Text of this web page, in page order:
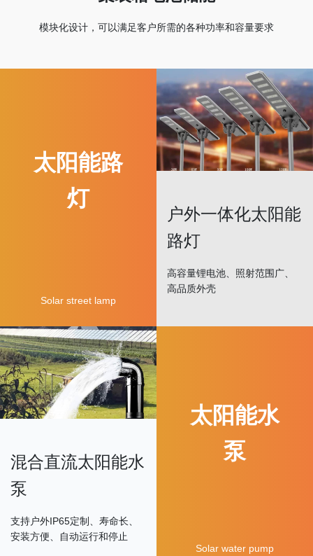
模块化设计，可以满足客户所需的各种功率和容量要求
太阳能路
灯
Solar street lamp
户外一体化太阳能
路灯
高容量锂电池、照射范围广、
高品质外壳
太阳能水
泵
Solar water pump
混合直流太阳能水
泵
支持户外IP65定制、寿命长、
安装方便、自动运行和停止